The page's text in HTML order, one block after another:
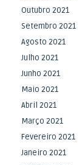
Outubro 2021
Setembro 2021
Agosto 2021
Julho 2021
Junho 2021
Maio 2021
Abril 2021
Março 2021
Fevereiro 2021
Janeiro 2021